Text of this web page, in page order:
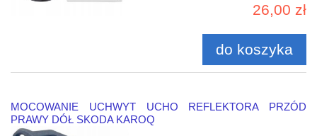
26,00 zł
do koszyka
MOCOWANIE UCHWYT UCHO REFLEKTORA PRZÓD
PRAWY DÓŁ SKODA KAROQ